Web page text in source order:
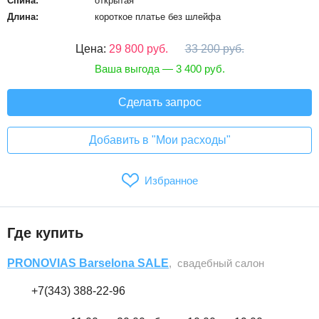
Длина:
короткое платье без шлейфа
Цена: 29 800 руб.
33 200 руб.
Ваша выгода — 3 400 руб.
Сделать запрос
Добавить в "Мои расходы"
Избранное
Где купить
PRONOVIAS Barselona SALE, свадебный салон
+7(343) 388-22-96